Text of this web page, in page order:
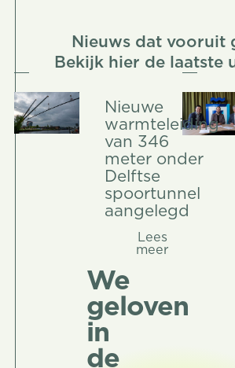
Nieuws dat vooruit
Bekijk hier de laatste
Nieuwe
warmteleiding
van 346
meter onder
Delftse
spoortunnel
aangelegd
Lees
meer
We
geloven
in
de